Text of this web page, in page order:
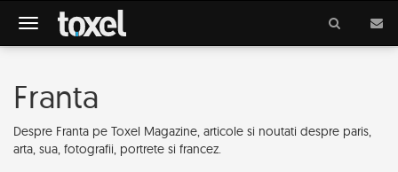
Meniu
Franta
Despre Franta pe Toxel Magazine, articole si noutati despre paris,
arta, sua, fotografii, portrete si francez.